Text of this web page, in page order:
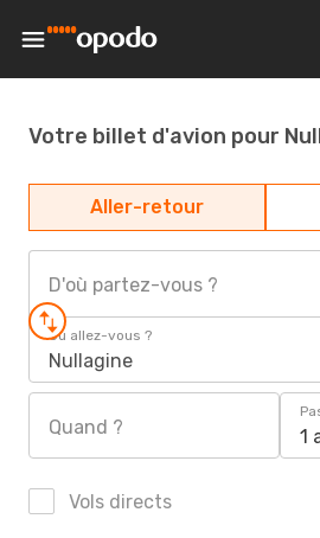
Votre billet d'avion pour
Aller-retour
D'où partez-vous ?
Où allez-vous ?
Nullagine
Quand ? 1
Vols directs